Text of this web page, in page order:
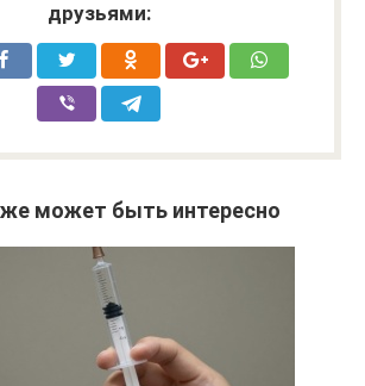
друзьями:
может быть интересно